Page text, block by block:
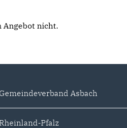
nicht.
Asbach
Pfalz